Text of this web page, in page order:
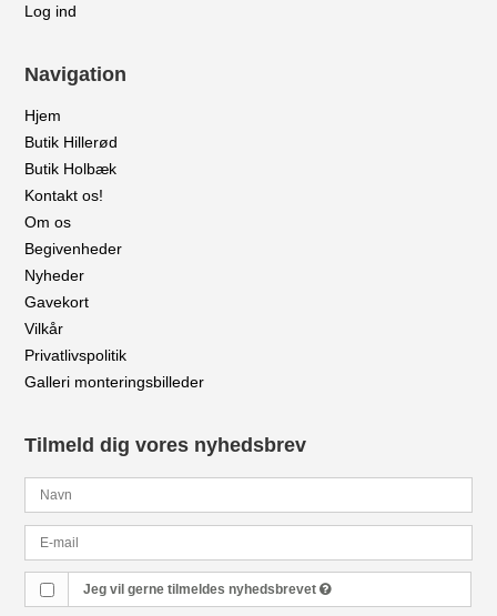
Log ind
Navigation
Hjem
Butik Hillerød
Butik Holbæk
Kontakt os!
Om os
Begivenheder
Nyheder
Gavekort
Vilkår
Privatlivspolitik
Galleri monteringsbilleder
Tilmeld dig vores nyhedsbrev
Jeg vil gerne tilmeldes nyhedsbrevet